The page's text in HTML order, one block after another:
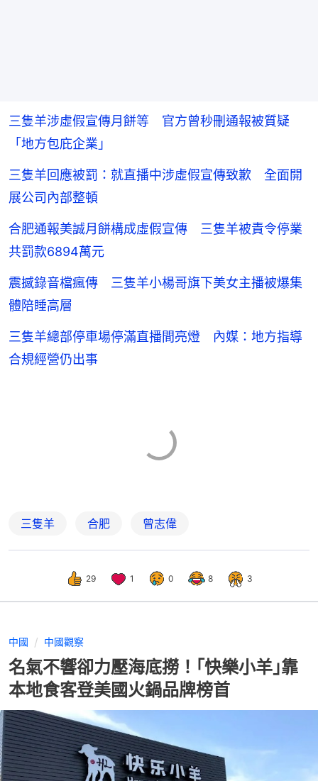
三隻羊涉虛假宣傳月餅等 官方曾秒刪通報被質疑
「地方包庇企業」
三隻羊回應被罰：就直播中涉虛假宣傳致歉 全面開
展公司內部整頓
合肥通報美誠月餅構成虛假宣傳 三隻羊被責令停業
共罰款6894萬元
震撼錄音檔瘋傳 三隻羊小楊哥旗下美女主播被爆集
體陪睡高層
三隻羊總部停車場停滿直播間亮燈 內媒：地方指導
合規經營仍出事
三隻羊 合肥 曾志偉
29 1 0 8 3
中國 中國觀察
名氣不響卻力壓海底撈！｢快樂小羊｣靠
本地食客登美國火鍋品牌榜首